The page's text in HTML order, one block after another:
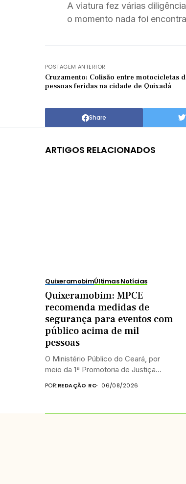
A viatura fez várias
o momento nada foi
POSTAGEM ANTERIOR
Cruzamento: Colisão entre motocicletas
pessoas feridas na cidade de Quixadá
Share
ARTIGOS RELACIONADOS
QuixeramobimÚltimas Notícias
Quixeramobim: MPCE
recomenda medidas de
segurança para eventos com
público acima de mil
pessoas
O Ministério Público do Ceará, por
meio da 1ª Promotoria de Justiça...
POR:REDAÇÃO RC 06/08/2026